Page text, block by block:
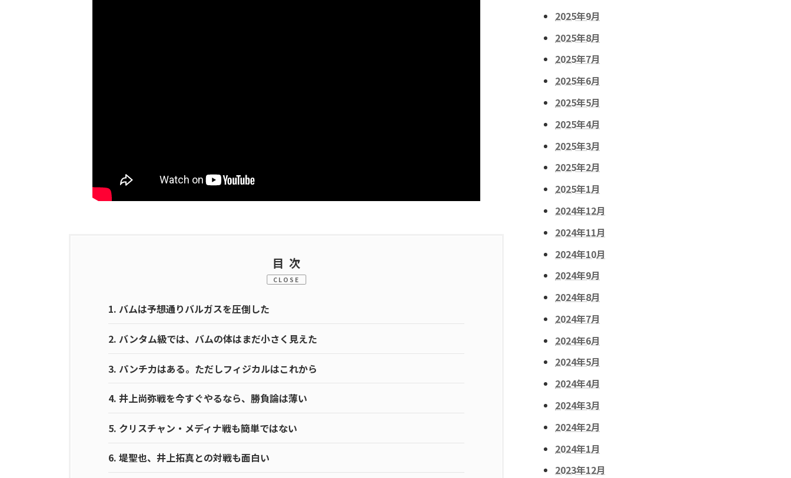
目次
CLOSE
1. バムは予想通りバルガスを圧倒した
2. バンタム級では、バムの体はまだ小さく見えた
3. パンチ力はある。ただしフィジカルはこれから
4. 井上尚弥戦を今すぐやるなら、勝負論は薄い
5. クリスチャン・メディナ戦も簡単ではない
6. 堤聖也、井上拓真との対戦も面白い
2025年9月
2025年8月
2025年7月
2025年6月
2025年5月
2025年4月
2025年3月
2025年2月
2025年1月
2024年12月
2024年11月
2024年10月
2024年9月
2024年8月
2024年7月
2024年6月
2024年5月
2024年4月
2024年3月
2024年2月
2024年1月
2023年12月